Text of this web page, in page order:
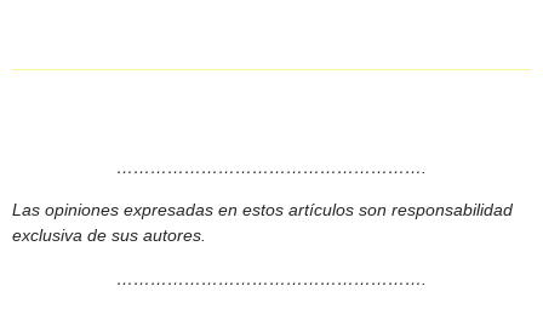
……………………………………………….
Las opiniones expresadas en estos artículos son responsabilidad
exclusiva de sus autores.
……………………………………………….